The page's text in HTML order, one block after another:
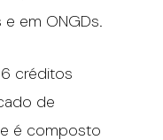
e em ONGDs.
créditos
de
é composto